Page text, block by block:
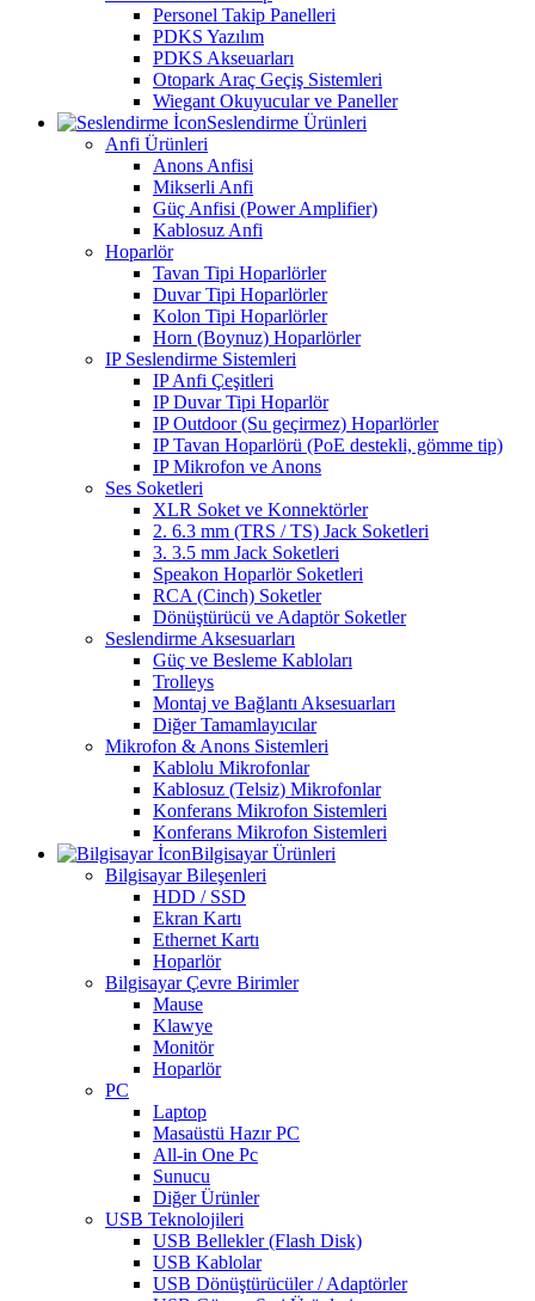
Personel Takip Panelleri
PDKS Yazılım
PDKS Akseuarları
Otopark Araç Geçiş Sistemleri
Wiegant Okuyucular ve Paneller
Seslendirme Ürünleri
Anfi Ürünleri
Anons Anfisi
Mikserli Anfi
Güç Anfisi (Power Amplifier)
Kablosuz Anfi
Hoparlör
Tavan Tipi Hoparlörler
Duvar Tipi Hoparlörler
Kolon Tipi Hoparlörler
Horn (Boynuz) Hoparlörler
IP Seslendirme Sistemleri
IP Anfi Çeşitleri
IP Duvar Tipi Hoparlör
IP Outdoor (Su geçirmez) Hoparlörler
IP Tavan Hoparlörü (PoE destekli, gömme tip)
IP Mikrofon ve Anons
Ses Soketleri
XLR Soket ve Konnektörler
2. 6.3 mm (TRS / TS) Jack Soketleri
3. 3.5 mm Jack Soketleri
Speakon Hoparlör Soketleri
RCA (Cinch) Soketler
Dönüştürücü ve Adaptör Soketler
Seslendirme Aksesuarları
Güç ve Besleme Kabloları
Trolleys
Montaj ve Bağlantı Aksesuarları
Diğer Tamamlayıcılar
Mikrofon & Anons Sistemleri
Kablolu Mikrofonlar
Kablosuz (Telsiz) Mikrofonlar
Konferans Mikrofon Sistemleri
Konferans Mikrofon Sistemleri
Bilgisayar Ürünleri
Bilgisayar Bileşenleri
HDD / SSD
Ekran Kartı
Ethernet Kartı
Hoparlör
Bilgisayar Çevre Birimler
Mause
Klawye
Monitör
Hoparlör
PC
Laptop
Masaüstü Hazır PC
All-in One Pc
Sunucu
Diğer Ürünler
USB Teknolojileri
USB Bellekler (Flash Disk)
USB Kablolar
USB Dönüştürücüler / Adaptörler